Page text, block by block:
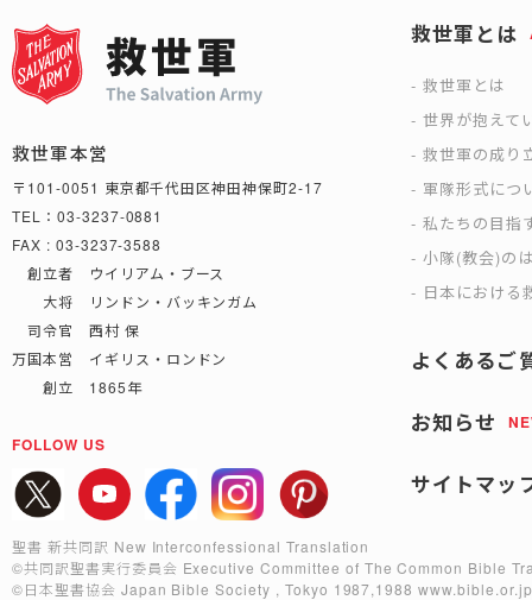
救世軍本営
〒101-0051 東京都千代田区神田神保町2-17
TEL：03-3237-0881
FAX : 03-3237-3588
創立者 ウイリアム・ブース
大将 リンドン・バッキンガム
司令官 西村 保
万国本営 イギリス・ロンドン
創立 1865年
FOLLOW US
救世軍とは
救世軍とは
世界が抱えて
救世軍の成り
軍隊形式につ
私たちの目指
小隊(教会)の
日本における
よくあるご
お知らせ
サイトマッ
聖書 新共同訳 New Interconfessional Translation
©共同訳聖書実行委員会 Executive Committee of The Common Bible
©日本聖書協会 Japan Bible Society , Tokyo 1987,1988www.bible.or.jp